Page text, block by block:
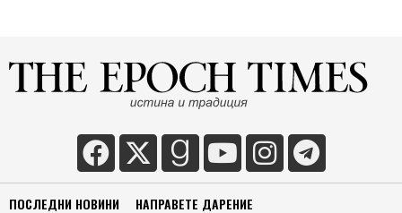
на
ЕС,
ПОСЛЕДНИ НОВИНИ НАПРАВЕТЕ ДАРЕНИЕ